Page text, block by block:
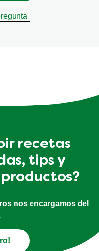
recetas
tips y
nos encargamos del